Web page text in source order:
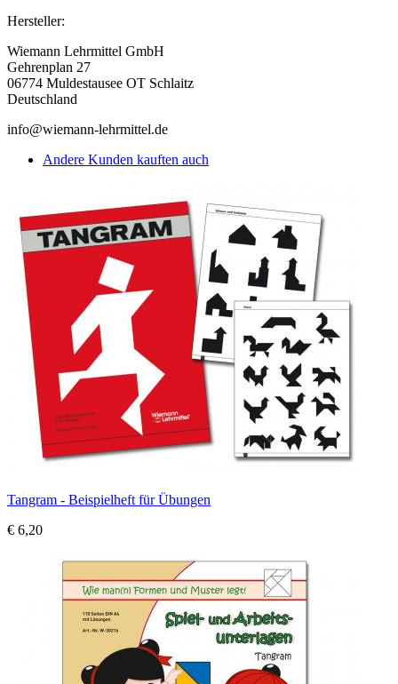
Hersteller:
Wiemann Lehrmittel GmbH
Gehrenplan 27
06774 Muldestausee OT Schlaitz
Deutschland
info@wiemann-lehrmittel.de
Andere Kunden kauften auch
Tangram - Beispielheft für Übungen
€ 6,20